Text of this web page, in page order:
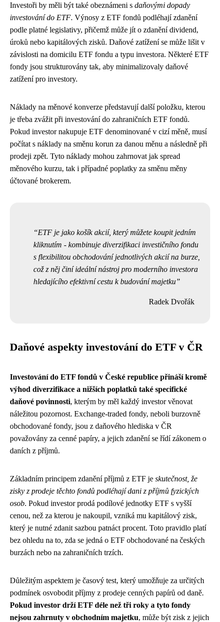
Investoři by měli být také obeznámeni s daňovými dopady
investování do ETF. Výnosy z ETF fondů podléhají zdanění
podle platné legislativy, přičemž může jít o zdanění dividend,
úroků nebo kapitálových zisků. Daňové zatížení se může lišit v
závislosti na domicilu ETF fondu a typu investora. Některé ETF
fondy jsou strukturovány tak, aby minimalizovaly daňové
zatížení pro investory.
Náklady na měnové konverze představují další položku, kterou
je třeba zvážit při investování do zahraničních ETF fondů.
Pokud investor nakupuje ETF denominované v cizí měně, musí
počítat s náklady na směnu korun za danou měnu a následně při
prodeji zpět. Tyto náklady mohou zahrnovat jak spread
měnového kurzu, tak i případné poplatky za směnu měny
účtované brokerem.
ETF je jako košík akcií, který můžete koupit jedním
kliknutím - kombinuje diverzifikaci investičního fondu
s flexibilitou obchodování jednotlivých akcií na burze,
což z něj činí ideální nástroj pro moderního investora
hledajícího efektivní cestu k budování majetku
Radek Dvořák
Daňové aspekty investování do ETF v ČR
Investování do ETF fondů v České republice přináší kromě
výhod diverzifikace a nižších poplatků také specifické
daňové povinnosti, kterým by měl každý investor věnovat
náležitou pozornost. Exchange-traded fondy, neboli burzovně
obchodované fondy, jsou z daňového hlediska v ČR
považovány za cenné papíry, a jejich zdanění se řídí zákonem o
daních z příjmů.
Základním principem zdanění příjmů z ETF je skutečnost, že
zisky z prodeje těchto fondů podléhají dani z příjmů fyzických
osob. Pokud investor prodá podílové jednotky ETF s vyšší
cenou, než za kterou je nakoupil, vzniká mu kapitálový zisk,
který je nutné zdanit sazbou patnáct procent. Toto pravidlo platí
bez ohledu na to, zda se jedná o ETF obchodované na českých
burzách nebo na zahraničních trzích.
Důležitým aspektem je časový test, který umožňuje za určitých
podmínek osvobodit příjmy z prodeje cenných papírů od daně.
Pokud investor drží ETF déle než tři roky a tyto fondy
nejsou zahrnuty v obchodním majetku, může být zisk z jejich